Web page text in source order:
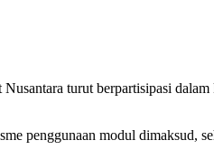
turut berpartisipasi
penggunaan modul dimaksud,